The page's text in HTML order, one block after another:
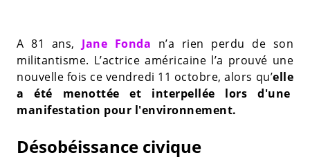
A 81 ans, Jane Fonda n’a rien perdu de son
militantisme. L’actrice américaine l’a prouvé une
nouvelle fois ce vendredi 11 octobre, alors qu’elle
a été menottée et interpellée lors d'une
manifestation pour l'environnement.
Désobéissance civique